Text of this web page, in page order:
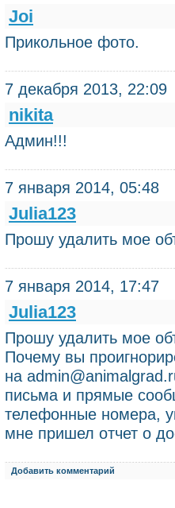
Joi
Прикольное фото.
7 декабря 2013, 22:09
nikita
Админ!!!
7 января 2014, 05:48
Julia123
Прошу удалить мое
7 января 2014, 17:47
Julia123
Прошу удалить мое
Почему вы
на
письма и прямые
телефонные номера,
мне пришел отчет о
Добавить комментарий